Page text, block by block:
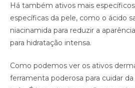
Há também ativos mais
específicas da pele, como o ácido
niacinamida para reduzir a
para hidratação intensa.
Como podemos ver os ativos
ferramenta poderosa para cuidar